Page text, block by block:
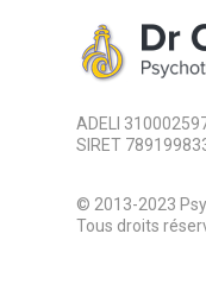
ADELI
SIRET
© 2013-2023
Tous droits